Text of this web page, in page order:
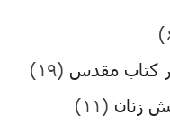
کتاب مقدس (۱۹)
زنان (۱۱)